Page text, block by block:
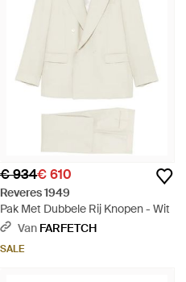
€ 934€ 610
Reveres 1949
Pak Met Dubbele Rij Knopen - Wit
Van FARFETCH
SALE